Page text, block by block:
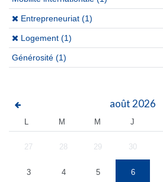
(x)
Entrepreneuriat (1)
(x)
Logement (1)
Générosité (1)
août 2026
L M M J
27 28 29 30
3 4 5 6